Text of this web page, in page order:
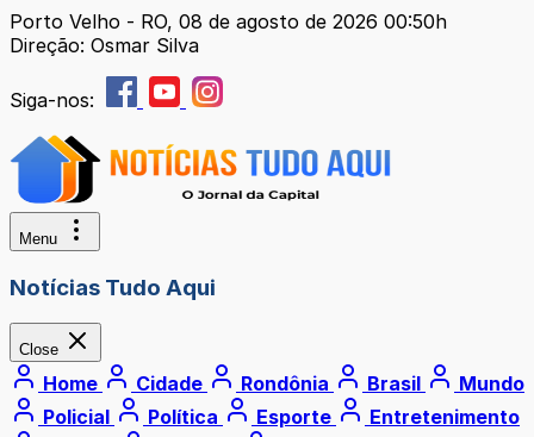
Porto Velho - RO, 08 de agosto de 2026 00:50h
Direção: Osmar Silva
Siga-nos:
Menu
Notícias Tudo Aqui
Close
Home Cidade Rondônia Brasil
Mundo
Policial
Política Esporte
Entretenimento